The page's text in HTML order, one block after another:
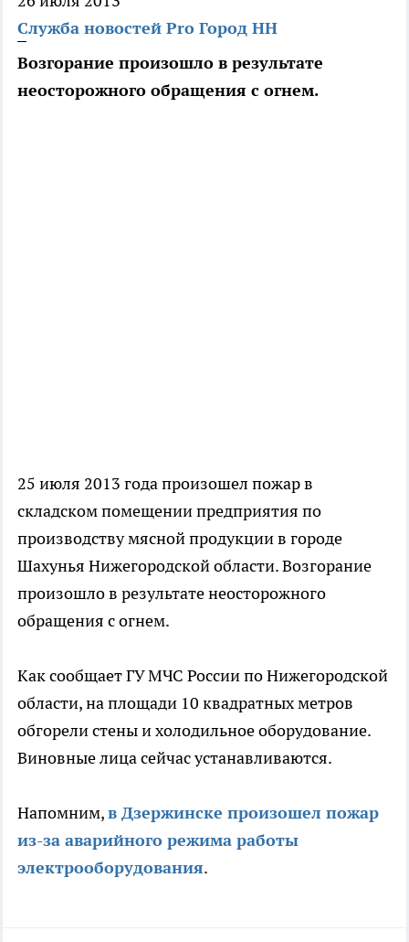
Служба новостей Pro Город НН
Возгорание произошло в результате
неосторожного обращения с огнем.
25 июля 2013 года произошел пожар в
складском помещении предприятия по
производству мясной продукции в городе
Шахунья Нижегородской области. Возгорание
произошло в результате неосторожного
обращения с огнем.
Как сообщает ГУ МЧС России по Нижегородской
области, на площади 10 квадратных метров
обгорели стены и холодильное оборудование.
Виновные лица сейчас устанавливаются.
Напомним,в Дзержинске произошел пожар
из-за аварийного режима работы
электрооборудования.